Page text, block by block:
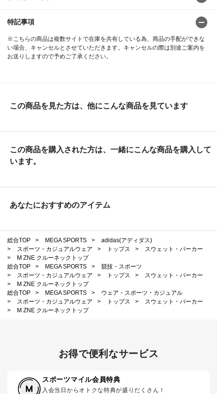
特記事項
※こちらの商品は複数サイトで在庫を共有している為、商品の手配ができな
い場合、キャンセルとさせていただきます。キャンセルの際は別途ご案内を
お送りしますので予めご了承ください。
この商品を見た方は、他にこんな商品を見ています
この商品を購入された方は、一緒にこんな商品を購入して
います。
あなたにおすすめのアイテム
総合TOP > MEGA SPORTS >
adidas(アディダス)
>
スポーツ・カジュアルウェア > トップス >
スウェット・パーカー
>
M ZNE クルーネックトップ
総合TOP
> MEGA SPORTS >
競技・スポーツ
>
スポーツ・カジュアルウェア > トップス >
スウェット・パーカー
>
M ZNE クルーネックトップ
総合TOP
> MEGA SPORTS >
ウェア・スポーツ・カジュアル
>
スポーツ・カジュアルウェア > トップス >
スウェット・パーカー
>
M ZNE クルーネックトップ
お得で便利なサービス
スポーツマイル会員特典
入会当日からオトクな特典が盛りだくさん！